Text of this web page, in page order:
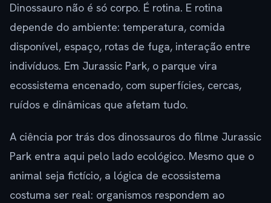
Dinossauro não é só corpo. É rotina. E rotina
depende do ambiente: temperatura, comida
disponível, espaço, rotas de fuga, interação entre
indivíduos. Em Jurassic Park, o parque vira
ecossistema encenado, com superfícies, cercas,
ruídos e dinâmicas que afetam tudo.
A ciência por trás dos dinossauros do filme Jurassic
Park entra aqui pelo lado ecológico. Mesmo que o
animal seja fictício, a lógica de ecossistema
costuma ser real: organismos respondem ao